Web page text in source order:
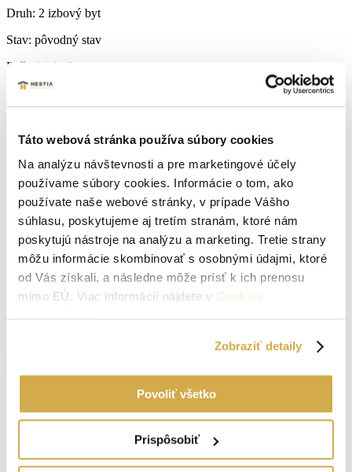
Táto webová stránka používa súbory cookies
Na analýzu návštevnosti a pre marketingové účely
používame súbory cookies. Informácie o tom, ako
používate naše webové stránky, v prípade Vášho
súhlasu, poskytujeme aj tretím stranám, ktoré nám
poskytujú nástroje na analýzu a marketing. Tretie strany
môžu informácie skombinovať s osobnými údajmi, ktoré
od Vás získali, a následne môže prísť k ich prenosu
mimo EÚ. Viac informácií nájdete v Cookies
Zobraziť detaily
Povoliť všetko
Prispôsobiť
Druh: 2 izbový byt
Stav: pôvodný stav
Počet izieb:
2
Rok výstavby:
Lokalita:
Brezová pod Bradlom
Počet izieb:2
Podpivničený:Áno
Internet:
Príjazdová cesta:asfaltová
Okná: Plastové okná
Brezová pod Bradlom Navigovať
https://maps.app.goo.gl/H13eSem4CN4n2TbC8